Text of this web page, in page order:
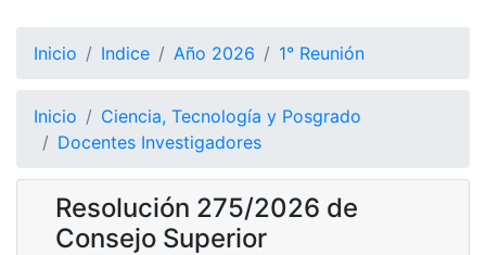
Inicio Indice Año 2026 1° Reunión
Inicio
Ciencia, Tecnología y Posgrado
Docentes Investigadores
Resolución 275/2026 de
Consejo Superior